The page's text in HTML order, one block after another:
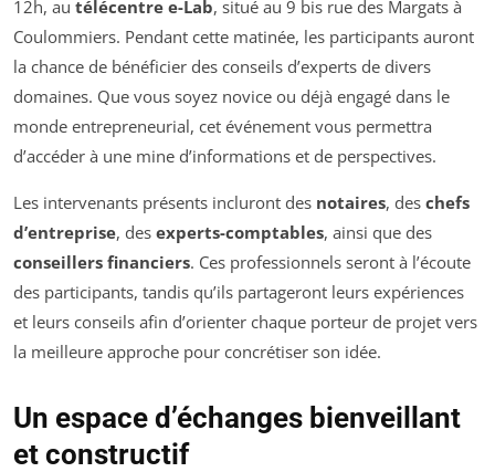
12h, au télécentre e-Lab, situé au 9 bis rue des Margats à
Coulommiers. Pendant cette matinée, les participants auront
la chance de bénéficier des conseils d’experts de divers
domaines. Que vous soyez novice ou déjà engagé dans le
monde entrepreneurial, cet événement vous permettra
d’accéder à une mine d’informations et de perspectives.
Les intervenants présents incluront des notaires, des chefs
d’entreprise, des experts-comptables, ainsi que des
conseillers financiers. Ces professionnels seront à l’écoute
des participants, tandis qu’ils partageront leurs expériences
et leurs conseils afin d’orienter chaque porteur de projet vers
la meilleure approche pour concrétiser son idée.
Un espace d’échanges bienveillant
et constructif